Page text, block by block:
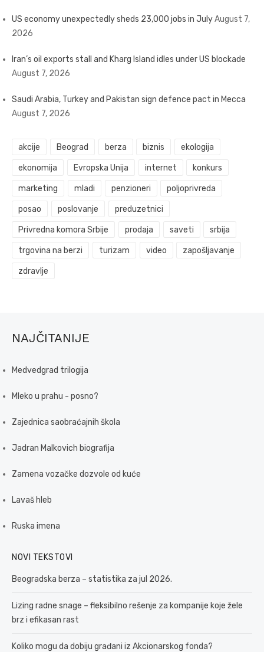
US economy unexpectedly sheds 23,000 jobs in JulyAugust 7,
2026
Iran’s oil exports stall and Kharg Island idles under US blockade
August 7, 2026
Saudi Arabia, Turkey and Pakistan sign defence pact in Mecca
August 7, 2026
akcije Beograd berza biznis ekologija
ekonomija Evropska Unija internet konkurs
marketing mladi penzioneri poljoprivreda
posao poslovanje preduzetnici
Privredna komora Srbije prodaja saveti srbija
trgovina na berzi turizam video zapošljavanje
zdravlje
NAJČITANIJE
Medvedgrad trilogija
Mleko u prahu - posno?
Zajednica saobraćajnih škola
Jadran Malkovich biografija
Zamena vozačke dozvole od kuće
Lavaš hleb
Ruska imena
NOVI TEKSTOVI
Beogradska berza – statistika za jul 2026.
Lizing radne snage – fleksibilno rešenje za kompanije koje žele
brz i efikasan rast
Koliko mogu da dobiju građani iz Akcionarskog fonda?